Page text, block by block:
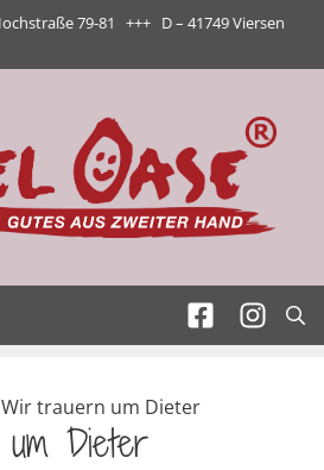
79-81 +++ D – 41749 Viersen
Wir trauern um Dieter
Dieter